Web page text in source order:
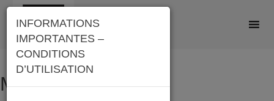
Skip
content
Mois :juillet 2018
INFORMATIONS
IMPORTANTES –
CONDITIONS
D’UTILISATION